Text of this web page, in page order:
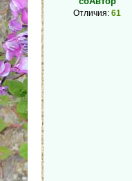
Отличия: 61